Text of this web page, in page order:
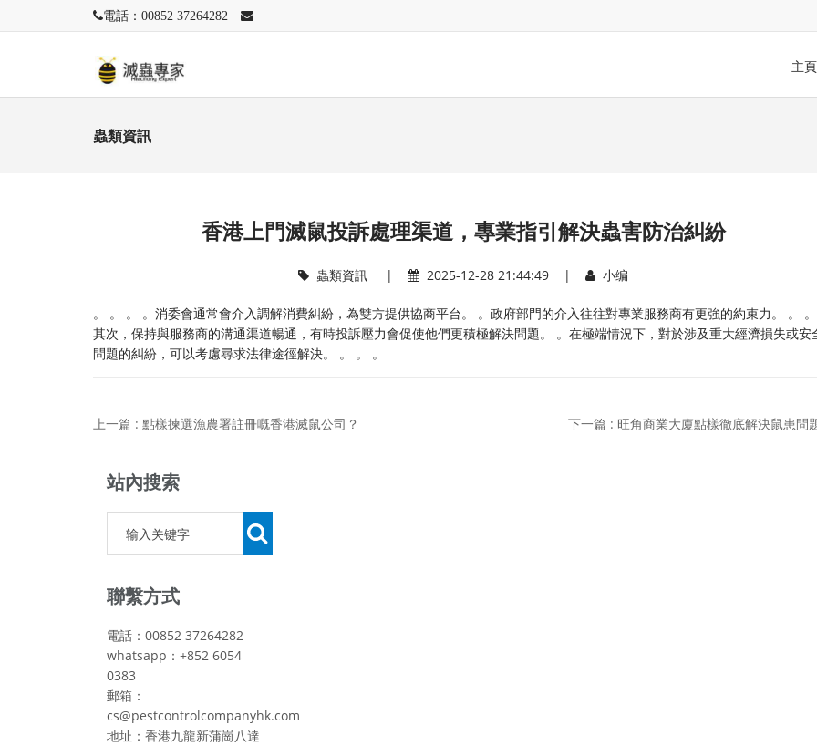
電話：00852 37264282
主頁
蟲類資訊
香港上門滅鼠投訴處理渠道，專業指引解決蟲害防治糾紛
蟲類資訊 | 2025-12-28 21:44:49 | 小编
。 。 。 。消委會通常會介入調解消費糾紛，為雙方提供協商平台。 。政府部門的介入往往對專業服務商有更強的約束力。 。
其次，保持與服務商的溝通渠道暢通，有時投訴壓力會促使他們更積極解決問題。 。在極端情況下，對於涉及重大經濟損失或安
問題的糾紛，可以考慮尋求法律途徑解決。 。 。 。
上一篇 : 點樣揀選漁農署註冊嘅香港滅鼠公司？ 下一篇 : 旺角商業大廈點樣徹底解決鼠患問
站內搜索
聯繫方式
電話：00852 37264282
whatsapp：+852 6054
0383
郵箱：
cs@pestcontrolcompanyhk.com
地址：香港九龍新蒲崗八達